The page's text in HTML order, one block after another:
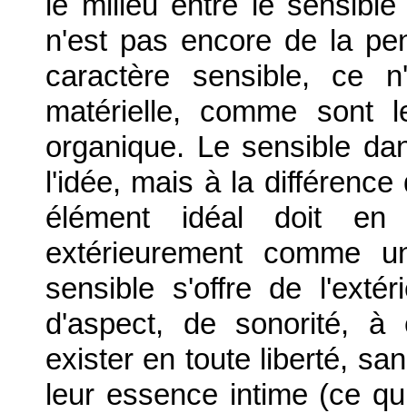
n'est pas encore de la
caractère sensible, ce
matérielle, comme sont
organique. Le sensible
l'idée, mais à la
élément idéal doit en
extérieurement comme
sensible s'offre de
d'aspect, de sonorité, à
exister en toute liberté,
leur essence intime (ce